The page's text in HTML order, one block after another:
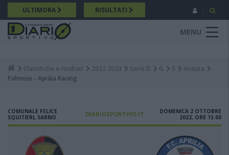
Salta
al
contenuto
principale
ULTIMORA RISULTATI
MENU
Breadcrumb
Classifiche e risultati 2022 2023 Serie D G 5
Andata
Palmese - Aprilia Racing
COMUNALE FELICE
SQUITIERI, SARNO
DIARIOSPORTIVO.IT
DOMENICA 2 OTTOBRE
2022, ORE 15:00